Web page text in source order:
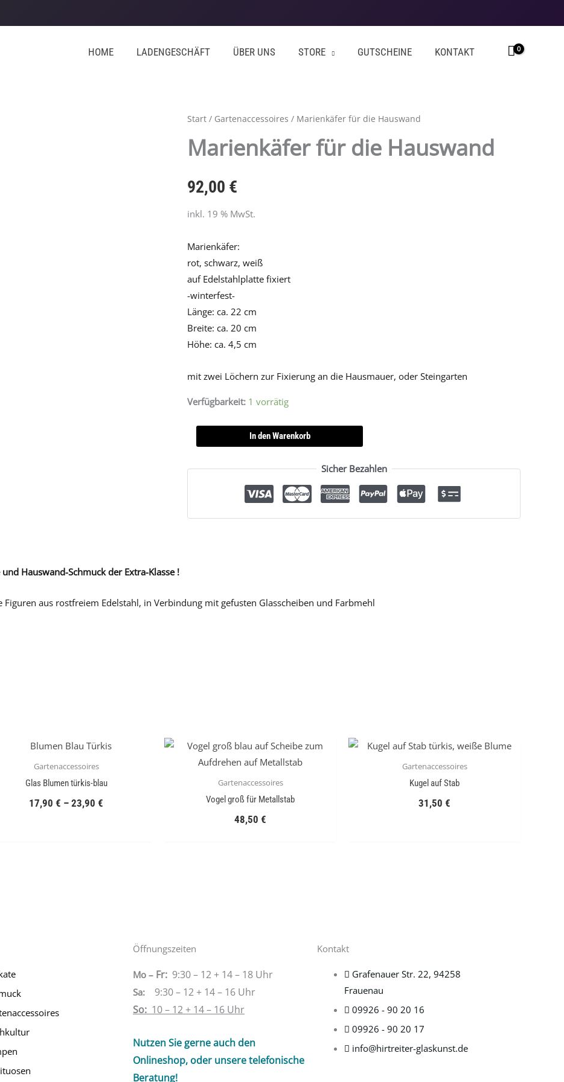
HOME LADENGESCHÄFT ÜBER UNS STORE GUTSCHEINE KONTAKT
Start / Gartenaccessoires / Marienkäfer für die Hauswand
Marienkäfer für die Hauswand
92,00 €
inkl. 19 % MwSt.
Marienkäfer:
rot, schwarz, weiß
auf Edelstahlplatte fixiert
-winterfest-
Länge: ca. 22 cm
Breite: ca. 20 cm
Höhe: ca. 4,5 cm
mit zwei Löchern zur Fixierung an die Hausmauer, oder Steingarten
Verfügbarkeit: 1 vorrätig
Marienkäfer
die
Menge
In den Warenkorb
Sicher Bezahlen
Hauswand-Schmuck der Extra-Klasse !
Figuren aus rostfreiem Edelstahl, in Verbindung mit gefusten Glasscheiben und Farbmehl
Gartenaccessoires
Glas Blumen türkis-blau
17,90 € – 23,90 €
Gartenaccessoires
Vogel groß für Metallstab
48,50 €
Gartenaccessoires
Kugel auf Stab
31,50 €
Öffnungszeiten
Mo – Fr: 9:30 – 12 + 14 – 18 Uhr
Sa: 9:30 – 12 + 14 – 16 Uhr
So: 10 – 12 + 14 – 16 Uhr
Nutzen Sie gerne auch den
Onlineshop, oder unsere telefonische
Beratung!
Kontakt
Grafenauer Str. 22, 94258
Frauenau
09926 - 90 20 16
09926 - 90 20 17
info@hirtreiter-glaskunst.de